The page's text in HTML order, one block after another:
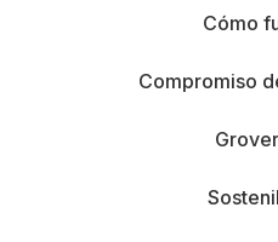
Cómo
Compromiso